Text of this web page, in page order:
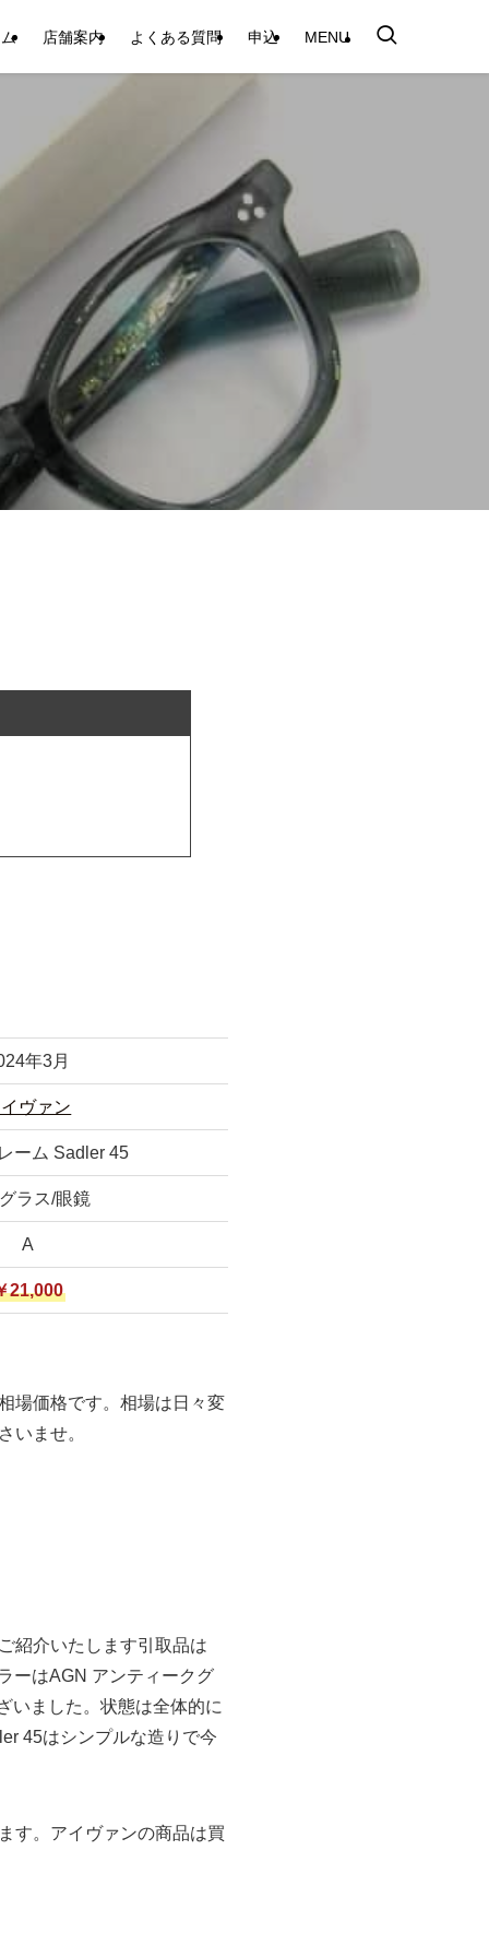
店舗案内 よくある質問 申込 MENU
年3月
ヴァン
ーム Sadler 45
ラス/眼鏡
A
21,000
場価格です。相場は日々変
いませ。
紹介いたします引取品は
ーはAGN アンティークグ
いました。状態は全体的に
45はシンプルな造りで今
す。アイヴァンの商品は買